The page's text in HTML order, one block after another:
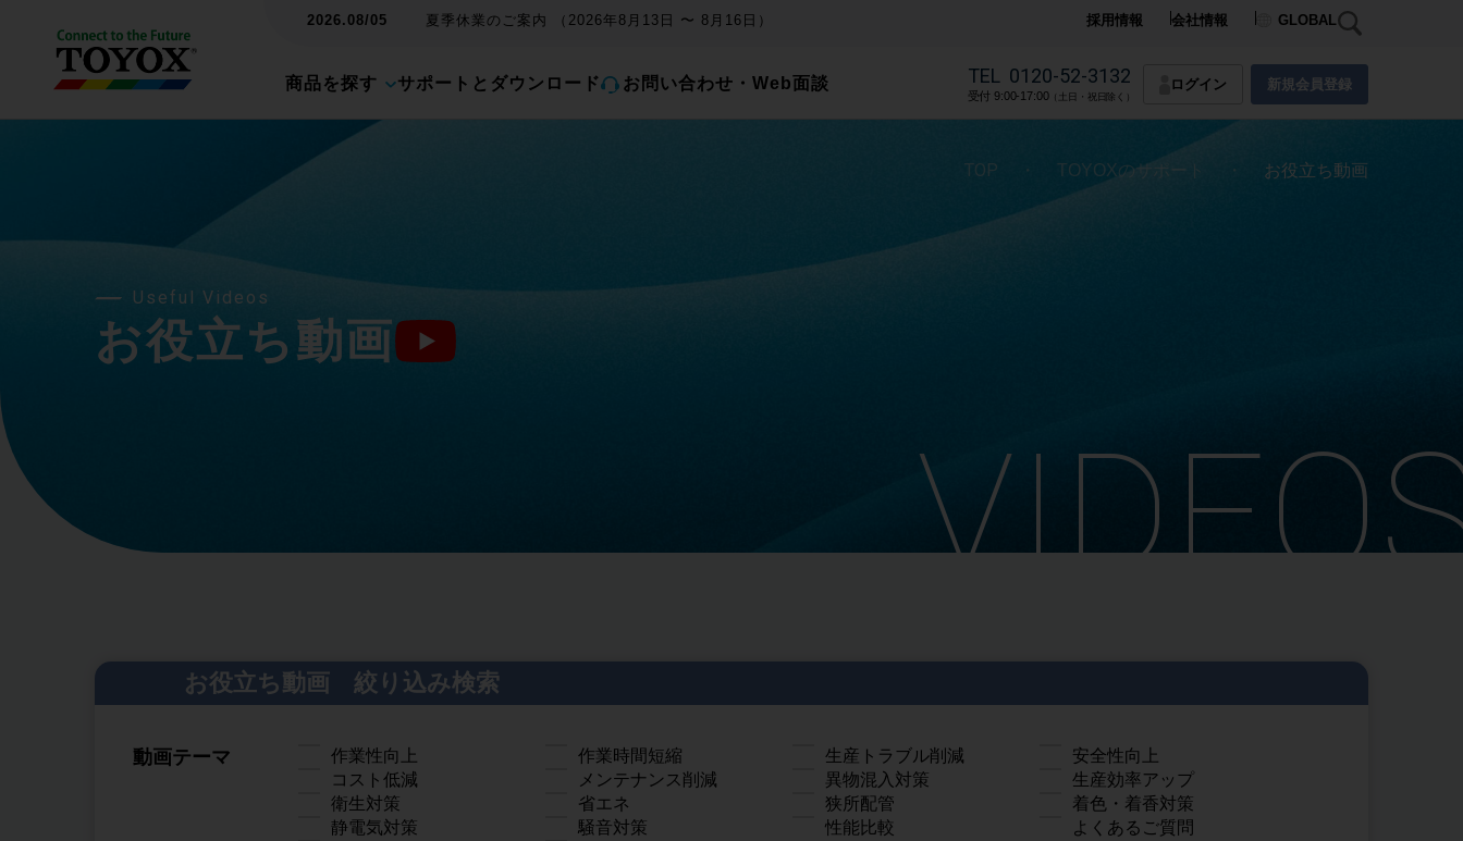
2026.08/05 夏季休業のご案内 （2026年8月13日 〜 8月16日） 採用情報 会社情報 GLOBAL
商品を探す サポートとダウンロード お問い合わせ・Web面談 TEL 0120-52-3132
受付 9:00-17:00（土日・祝日除く）
ログイン 新規会員登録
TOP ・ TOYOXのサポート ・ お役立ち動画
Useful Videos
お役立ち動画
お役立ち動画 絞り込み検索
動画テーマ 作業性向上 作業時間短縮 生産トラブル削減
安全性向上
コスト低減
メンテナンス削減 異物混入対策
生産効率アップ
衛生対策
省エネ 狭所配管
着色・着香対策
静電気対策
騒音対策 性能比較
よくあるご質問